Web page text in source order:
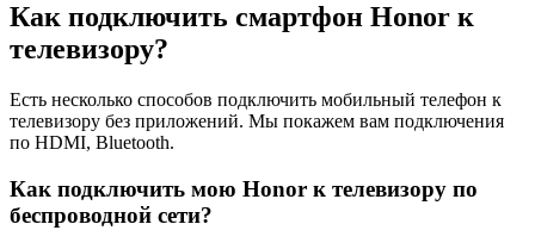
Как подключить смартфон Honor к
телевизору?
Есть несколько способов подключить мобильный телефон к
телевизору без приложений. Мы покажем вам подключения
по HDMI, Bluetooth.
Как подключить мою Honor к телевизору по
беспроводной сети?